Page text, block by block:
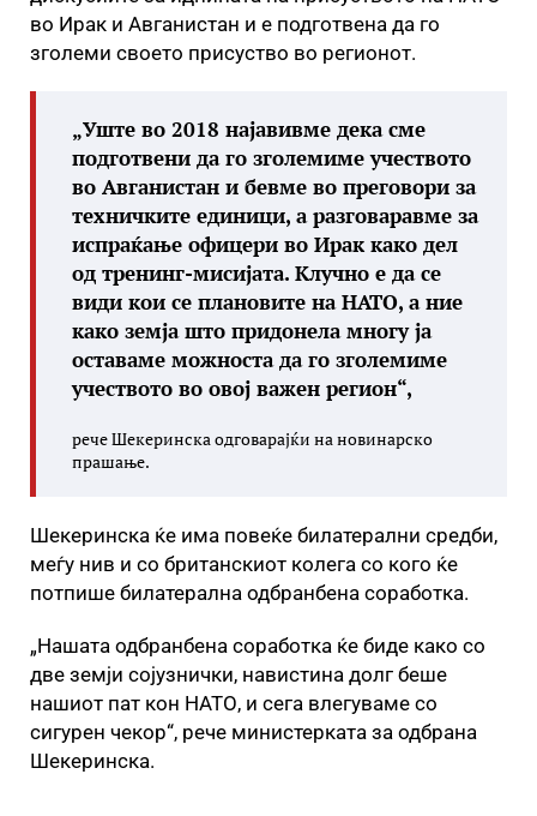
во Ирак и Авганистан и е подготвена да го
зголеми своето присуство во регионот.
„Уште во 2018 најавивме дека сме
подготвени да го зголемиме учеството
во Авганистан и бевме во преговори за
техничките единици, а разговаравме за
испраќање офицери во Ирак како дел
од тренинг-мисијата. Клучно е да се
види кои се плановите на НАТО, а ние
како земја што придонела многу ја
оставаме можноста да го зголемиме
учеството во овој важен регион“,
рече Шекеринска одговарајќи на новинарско
прашање.
Шекеринска ќе има повеќе билатерални средби,
меѓу нив и со британскиот колега со кого ќе
потпише билатерална одбранбена соработка.
„Нашата одбранбена соработка ќе биде како со
две земји сојузнички, навистина долг беше
нашиот пат кон НАТО, и сега влегуваме со
сигурен чекор“, рече министерката за одбрана
Шекеринска.